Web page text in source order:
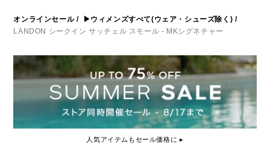
オンラインセール/ ▶ウィメンズすべて(ウェア・シューズ除く) /
LANDON シークイン サッチェル スモール - MKシグネチャー
人気アイテムもセール価格に ▸